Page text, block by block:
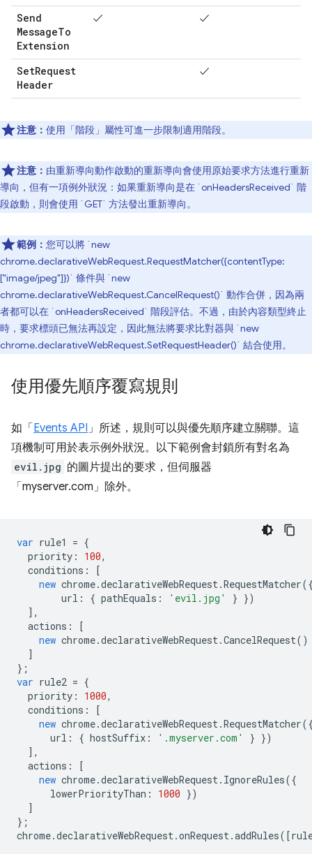
Send
MessageTo
Extension
✓ ✓
SetRequest
Header
✓
注意： 使用「階段」屬性可進一步限制適用階段。
注意： 由重新導向動作啟動的重新導向會使用原始要求方法進行重新
導向，但有一項例外狀況：如果重新導向是在 `onHeadersReceived` 階
段啟動，則會使用 `GET` 方法發出重新導向。
範例： 您可以將 `new
chrome.declarativeWebRequest.RequestMatcher({contentType:
["image/jpeg"]})` 條件與 `new
chrome.declarativeWebRequest.CancelRequest()` 動作合併，因為兩
者都可以在 `onHeadersReceived` 階段評估。不過，由於內容類型終止
時，要求標頭已無法再設定，因此無法將要求比對器與 `new
chrome.declarativeWebRequest.SetRequestHeader()` 結合使用。
使用優先順序覆寫規則
如「 Events API」所述，規則可以與優先順序建立關聯。這
項機制可用於表示例外狀況。以下範例會封鎖所有對名為
evil.jpg 的圖片提出的要求，但伺服器
「myserver.com」除外。
var rule1 = {
priority : 100,
conditions :
[
new chrome.declarativeWebRequest.RequestMatcher
url : { pathEquals : 'evil.jpg' } })
],
actions :
[
new chrome.declarativeWebRequest.CancelRequest()
]
};
var rule2 = {
priority : 1000,
conditions :
[
new chrome.declarativeWebRequest.RequestMatcher
url : { hostSuffix : '.myserver.com' } })
],
actions :
[
new chrome.declarativeWebRequest. IgnoreRules({
lowerPriorityThan : 1000 })
]
};
chrome.declarativeWebRequest.onRequest.addRules([